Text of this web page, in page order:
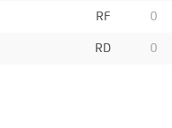
RF 0
RD 0